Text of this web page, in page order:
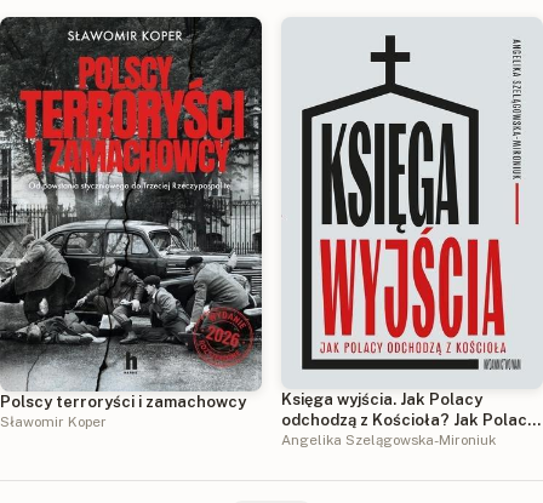
Polscy terroryści i zamachowcy
Sławomir Koper
Księga wyjścia. Jak Polacy
odchodzą z Kościoła? Jak Polacy
odchodzą z Kościoła?
Angelika Szelągowska-Mironiuk